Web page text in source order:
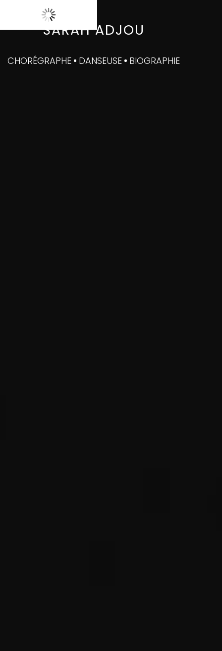
SARAH ADJOU
CHORÉGRAPHE DANSEUSE BIOGRAPHIE